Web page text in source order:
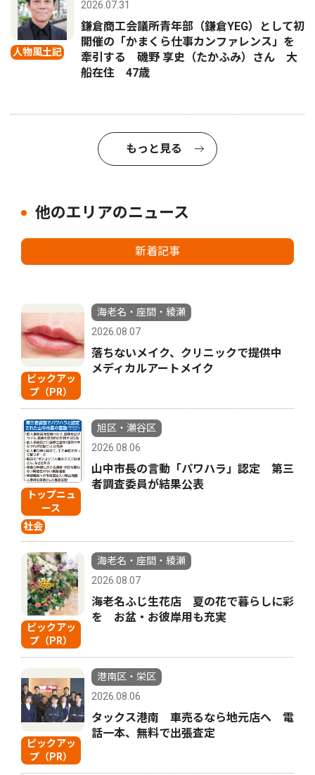
人物風土記
2026.07.31
鎌倉商工会議所青年部（鎌倉YEG）として初
開催の「かまくら仕事カンファレンス」を
牽引する 磯野 享史（たかふみ）さん 大
船在住 47歳
もっと見る
他のエリアのニュース
新着記事
ピックアッ
プ（PR）
海老名・座間・綾瀬
2026.08.07
落ちないメイク、クリニックで提供中
メディカルアートメイク
トップニュ
ース
社会
旭区・瀬谷区
2026.08.06
山中市長の言動「パワハラ」認定 第三
者調査委員が結果公表
ピックアッ
プ（PR）
海老名・座間・綾瀬
2026.08.07
海老名ふじ生花店 夏の花で暮らしに彩
を お盆・お彼岸用も充実
ピックアッ
プ（PR）
港南区・栄区
2026.08.06
タックス港南 車売るなら地元店へ 電
話一本、無料で出張査定